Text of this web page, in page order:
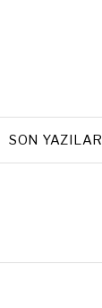
SON YAZILAR